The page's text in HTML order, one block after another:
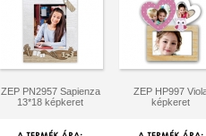
ZEP PN2957 Sapienza
13*18 képkeret
ZEP HP997
képkeret